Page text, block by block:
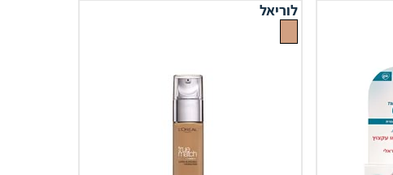
לוריאל